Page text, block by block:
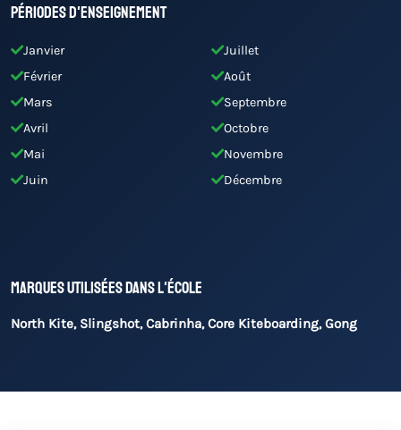
Périodes d'enseignement
Janvier
Février
Mars
Avril
Mai
Juin
Juillet
Août
Septembre
Octobre
Novembre
Décembre
Marques utilisées dans l'école
North Kite, Slingshot, Cabrinha, Core Kiteboarding, Gong